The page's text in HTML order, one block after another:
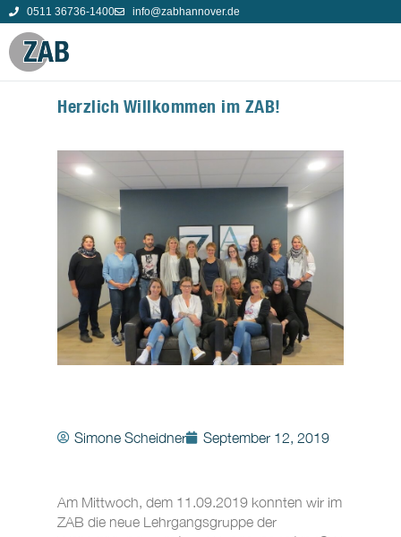
0511 36736-1400 info@zabhannover.de
Herzlich Willkommen im ZAB!
Simone Scheidner September 12, 2019
Am Mittwoch, dem 11.09.2019 konnten wir im
ZAB die neue Lehrgangsgruppe der